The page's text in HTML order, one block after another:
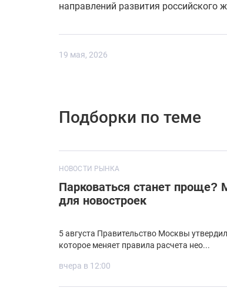
направлений развития российского
19 мая, 2026
Подборки по теме
НОВОСТИ РЫНКА
Парковаться станет проще?
для новостроек
5 августа Правительство Москвы
которое меняет правила расчета нео...
вчера в 12:00